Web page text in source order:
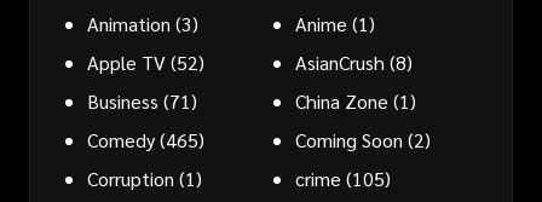
Animation (3) Anime (1)
Apple TV(52) AsianCrush (8)
Business (71) China Zone (1)
Comedy(465) Coming Soon (2)
Corruption (1) crime (105)